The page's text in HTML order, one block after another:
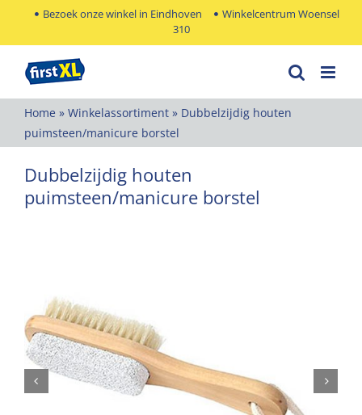
Bezoek onze winkel in Eindhoven
Winkelcentrum Woensel
310
Home » Winkelassortiment » Dubbelzijdig houten
puimsteen/manicure borstel
Dubbelzijdig houten
puimsteen/manicure borstel